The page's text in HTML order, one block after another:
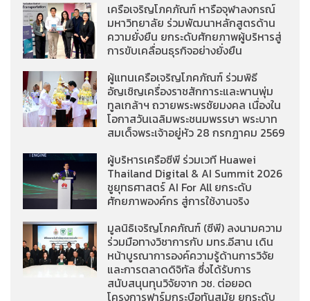
เครือเจริญโภคภัณฑ์ หารือจุฬาลงกรณ์
มหาวิทยาลัย ร่วมพัฒนาหลักสูตรด้าน
ความยั่งยืน ยกระดับศักยภาพผู้บริหารสู่
การขับเคลื่อนธุรกิจอย่างยั่งยืน
ผู้แทนเครือเจริญโภคภัณฑ์ ร่วมพิธี
อัญเชิญเครื่องราชสักการะและพานพุ่ม
ทูลเกล้าฯ ถวายพระพรชัยมงคล เนื่องใน
โอกาสวันเฉลิมพระชนมพรรษา พระบาท
สมเด็จพระเจ้าอยู่หัว 28 กรกฎาคม 2569
ผู้บริหารเครือซีพี ร่วมเวที Huawei
Thailand Digital & AI Summit 2026
ชูยุทธศาสตร์ AI For All ยกระดับ
ศักยภาพองค์กร สู่การใช้งานจริง
มูลนิธิเจริญโภคภัณฑ์ (ซีพี) ลงนามความ
ร่วมมือทางวิชาการกับ มทร.อีสาน เดิน
หน้าบูรณาการองค์ความรู้ด้านการวิจัย
และการตลาดดิจิทัล ซึ่งได้รับการ
สนับสนุนทุนวิจัยจาก วช. ต่อยอด
โครงการฟาร์มกระบือทันสมัย ยกระดับ